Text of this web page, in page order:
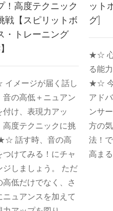
！高度テクニック
戦【スピリットボ
・トレーニング
メージが届く話し
音の高低＋ニュアン
付け、表現力アッ
高度テクニックに挑
話す時、音の高
つけてみる！にチャ
ジしましょう。 ただ
高低だけでなく、さ
ニュアンスを加えて
ット
グ]
★☆ 心
る能
★☆ 今
アド
ンサ
方の
法！
高ま